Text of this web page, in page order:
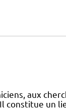
aux
constitue un